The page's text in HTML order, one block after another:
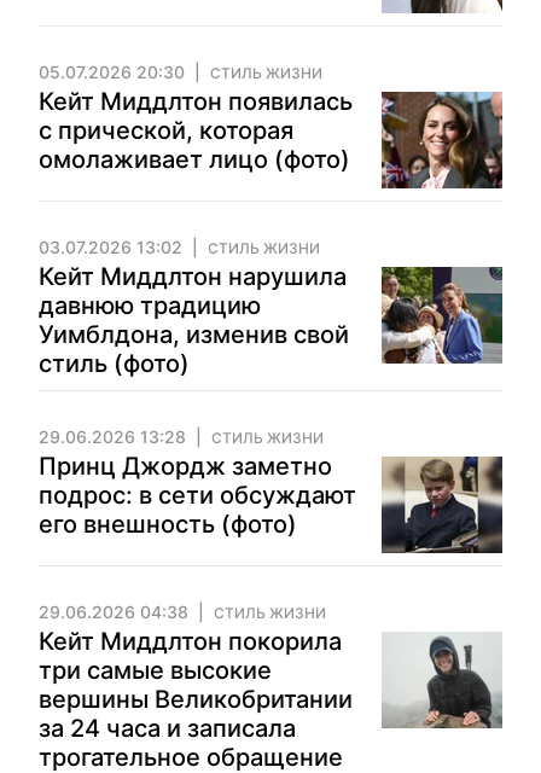
05.07.2026 20:30 СТИЛЬ ЖИЗНИ
Кейт Миддлтон появилась
с прической, которая
омолаживает лицо (фото)
03.07.2026 13:02 СТИЛЬ ЖИЗНИ
Кейт Миддлтон нарушила
давнюю традицию
Уимблдона, изменив свой
стиль (фото)
29.06.2026 13:28 СТИЛЬ ЖИЗНИ
Принц Джордж заметно
подрос: в сети обсуждают
его внешность (фото)
29.06.2026 04:38 СТИЛЬ ЖИЗНИ
Кейт Миддлтон покорила
три самые высокие
вершины Великобритании
за 24 часа и записала
трогательное обращение